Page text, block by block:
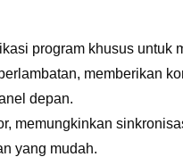
program khusus untuk
memberikan
depan.
memungkinkan
yang mudah.